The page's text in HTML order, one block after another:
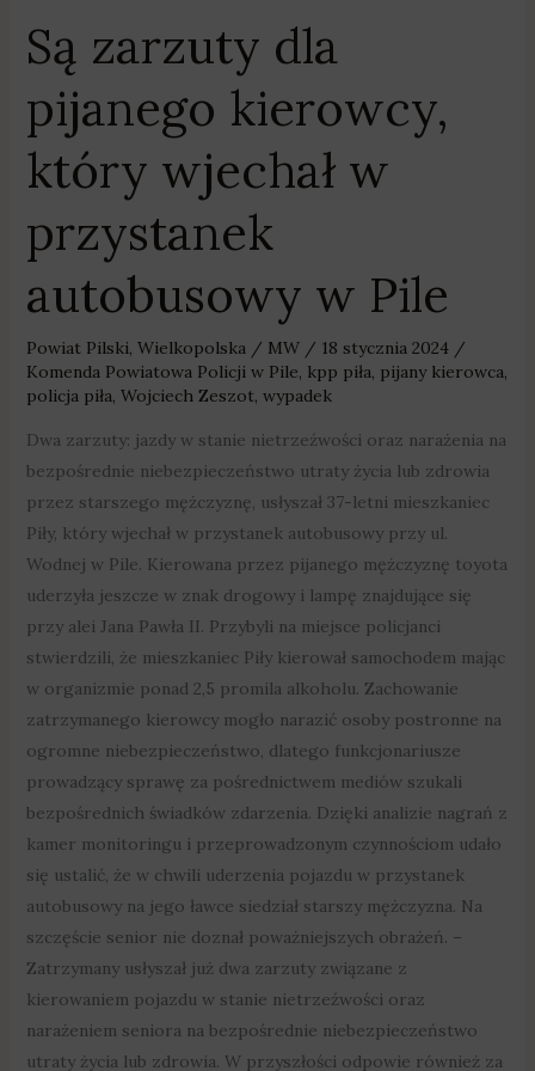
Są zarzuty dla
pijanego kierowcy,
który wjechał w
przystanek
autobusowy w Pile
Powiat Pilski, Wielkopolska/ MW / 18 stycznia 2024 /
Komenda Powiatowa Policji w Pile, kpp piła, pijany kierowca,
policja piła, Wojciech Zeszot, wypadek
Dwa zarzuty: jazdy w stanie nietrzeźwości oraz narażenia na
bezpośrednie niebezpieczeństwo utraty życia lub zdrowia
przez starszego mężczyznę, usłyszał 37-letni mieszkaniec
Piły, który wjechał w przystanek autobusowy przy ul.
Wodnej w Pile. Kierowana przez pijanego mężczyznę toyota
uderzyła jeszcze w znak drogowy i lampę znajdujące się
przy alei Jana Pawła II. Przybyli na miejsce policjanci
stwierdzili, że mieszkaniec Piły kierował samochodem mając
w organizmie ponad 2,5 promila alkoholu. Zachowanie
zatrzymanego kierowcy mogło narazić osoby postronne na
ogromne niebezpieczeństwo, dlatego funkcjonariusze
prowadzący sprawę za pośrednictwem mediów szukali
bezpośrednich świadków zdarzenia. Dzięki analizie nagrań z
kamer monitoringu i przeprowadzonym czynnościom udało
się ustalić, że w chwili uderzenia pojazdu w przystanek
autobusowy na jego ławce siedział starszy mężczyzna. Na
szczęście senior nie doznał poważniejszych obrażeń. –
Zatrzymany usłyszał już dwa zarzuty związane z
kierowaniem pojazdu w stanie nietrzeźwości oraz
narażeniem seniora na bezpośrednie niebezpieczeństwo
utraty życia lub zdrowia. W przyszłości odpowie również za